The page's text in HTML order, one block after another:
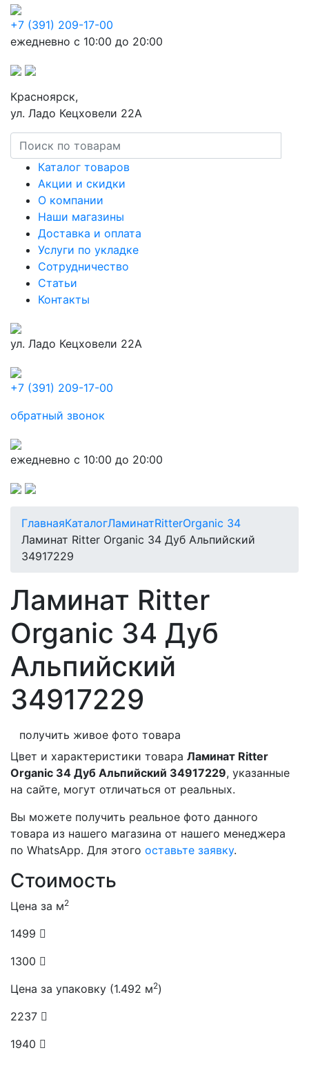
+7 (391) 209-17-00
ежедневно с 10:00 до 20:00
Красноярск,
ул. Ладо Кецховели 22А
Каталог товаров
Акции и скидки
О компании
Наши магазины
Доставка и оплата
Услуги по укладке
Сотрудничество
Статьи
Контакты
ул. Ладо Кецховели 22А
+7 (391) 209-17-00
обратный звонок
ежедневно с 10:00 до 20:00
ГлавнаяКаталогЛаминатRitterOrganic 34
Ламинат Ritter Organic 34 Дуб Альпийский
34917229
Ламинат Ritter
Organic 34 Дуб
Альпийский
34917229
получить живое фото товара
Цвет и характеристики товара Ламинат Ritter
Organic 34 Дуб Альпийский 34917229, указанные
на сайте, могут отличаться от реальных.
Вы можете получить реальное фото данного
товара из нашего магазина от нашего менеджера
по WhatsApp. Для этого оставьте заявку.
Стоимость
Цена за м2
1499
1300
Цена за упаковку (1.492 м2)
2237
1940